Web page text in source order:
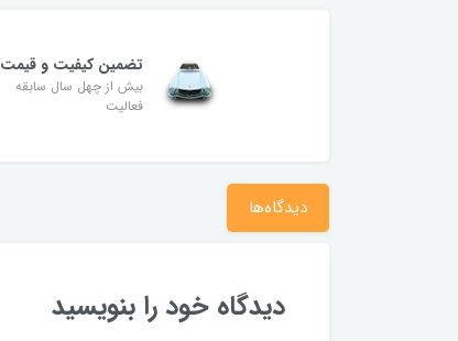
تضمین کیفیت و قیمت
بیش از چهل سال سابقه
فعالیت
دیدگاه‌ها
دیدگاه خود را بنویسید